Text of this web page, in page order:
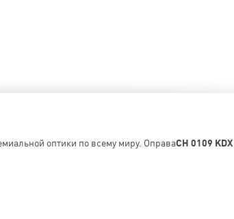
оптики по всему миру. ОправаCH 0109 KDX